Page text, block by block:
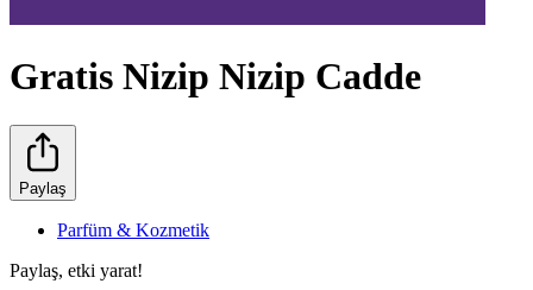
Gratis Nizip Nizip Cadde
Paylaş
Parfüm & Kozmetik
Paylaş, etki yarat!